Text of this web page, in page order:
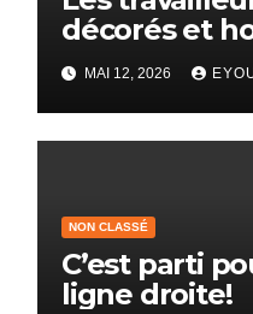
décorés et
MAI 12, 2026
NON CLASSÉ
C’est parti
ligne droite!